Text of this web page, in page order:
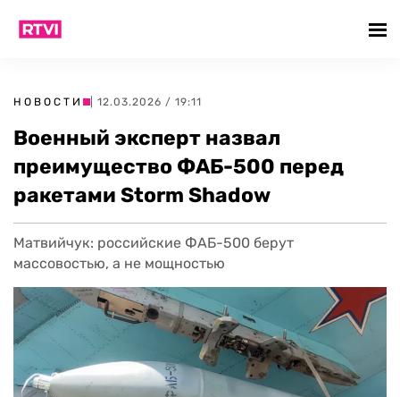
НОВОСТИ | 12.03.2026 / 19:11
Военный эксперт назвал
преимущество ФАБ-500 перед
ракетами Storm Shadow
Матвийчук: российские ФАБ-500 берут
массовостью, а не мощностью